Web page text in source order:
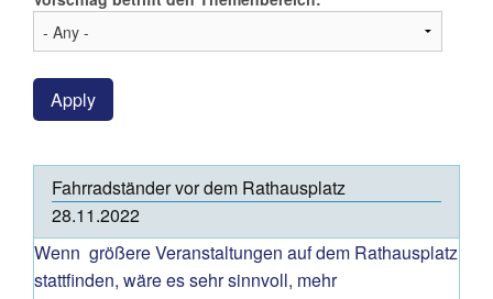
Apply
Fahrradständer vor dem Rathausplatz
28.11.2022
Wenn größere Veranstaltungen auf dem Rathausplatz
stattfinden, wäre es sehr sinnvoll, mehr